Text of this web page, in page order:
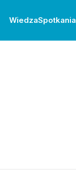
WiedzaSpotkania